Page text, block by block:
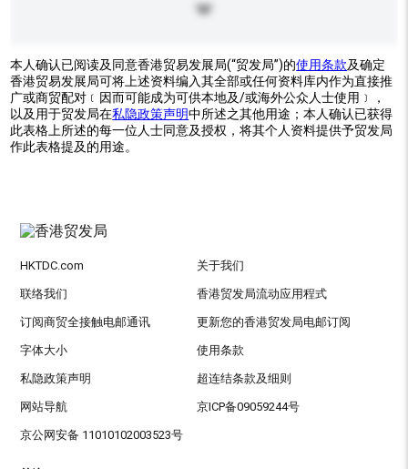
本人确认已阅读及同意香港贸易发展局(“贸发局”)的使用条款及确定
香港贸易发展局可将上述资料编入其全部或任何资料库内作为直接推
广或商贸配对﹝因而可能成为可供本地及/或海外公众人士使用﹞，
以及用于贸发局在私隐政策声明中所述之其他用途；本人确认已获得
此表格上所述的每一位人士同意及授权，将其个人资料提供予贸发局
作此表格提及的用途。
HKTDC.com 关于我们
联络我们 香港贸发局流动应用程式
订阅商贸全接触电邮通讯 更新您的香港贸发局电邮订阅
字体大小 使用条款
私隐政策声明 超连结条款及细则
网站导航 京ICP备09059244号
京公网安备 11010102003523号